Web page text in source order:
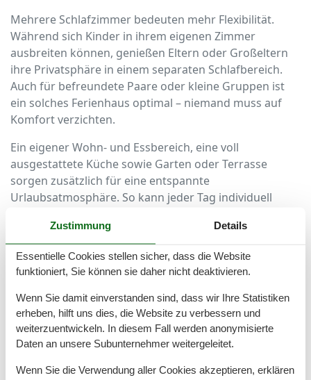
Mehrere Schlafzimmer bedeuten mehr Flexibilität.
Während sich Kinder in ihrem eigenen Zimmer
ausbreiten können, genießen Eltern oder Großeltern
ihre Privatsphäre in einem separaten Schlafbereich.
Auch für befreundete Paare oder kleine Gruppen ist
ein solches Ferienhaus optimal – niemand muss auf
Komfort verzichten.
Ein eigener Wohn- und Essbereich, eine voll
ausgestattete Küche sowie Garten oder Terrasse
sorgen zusätzlich für eine entspannte
Urlaubsatmosphäre. So kann jeder Tag individuell
Spielabenden oder gemütlichem Beisammensein.
Strandnah oder im Grünen – Ferienhäuser
in bester Lage
In Zinnowitz finden sich zahlreiche Ferienhäuser mit
drei Schlafzimmern in attraktiven Lagen. Wer es liebt,
morgens direkt zum Strand zu gehen, entscheidet sich
Zustimmung Details
Essentielle Cookies stellen sicher, dass die Website
funktioniert, Sie können sie daher nicht deaktivieren.
Wenn Sie damit einverstanden sind, dass wir Ihre Statistiken
erheben, hilft uns dies, die Website zu verbessern und
weiterzuentwickeln. In diesem Fall werden anonymisierte
Daten an unsere Subunternehmer weitergeleitet.
Wenn Sie die Verwendung aller Cookies akzeptieren, erklären